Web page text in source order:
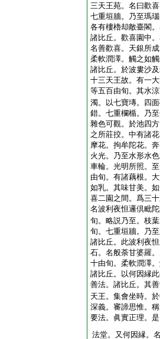
三天王苑。名曰歡
七重垣牆。乃至瑪
各有樓櫓却敵臺閣
諸比丘。歡喜園中
名善歡喜。天銀所
柔軟潤澤。觸之如
諸比丘。於波婁沙
十三天王故。有一
等五百由旬。其水
濁。以七寶塼。四
錯。七重欄楯。乃
雜色可觀。於池四
之所莊挍。中有諸
摩花。拘牟陀花。
火光。乃至水形水
車輪。光明所照。
由旬。有諸藕根。
如乳。其味甘美。
喜二園之間。爲三
名波利夜怛邏倶毗
旬。略説乃至。枝
旬。七重垣牆。乃
諸比丘。此波利夜
石。名般荼甘婆羅
十由旬。柔軟潤澤
諸比丘。以何因縁
善法。諸比丘。其
天王。集會坐時。
深義。審諦思惟。
要法。眞實正理。
法堂。又何因縁。